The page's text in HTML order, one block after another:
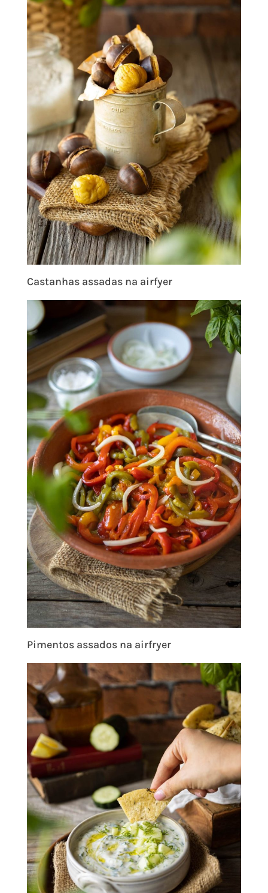
Castanhas assadas na airfyer
Pimentos assados na airfryer